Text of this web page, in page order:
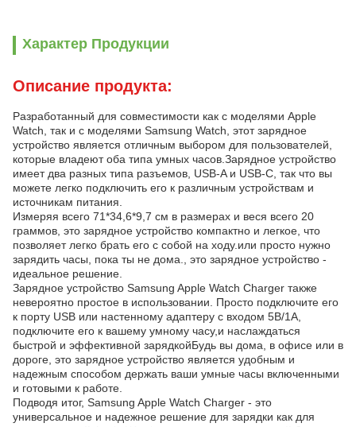
Характер Продукции
Описание продукта:
Разработанный для совместимости как с моделями Apple
Watch, так и с моделями Samsung Watch, этот зарядное
устройство является отличным выбором для пользователей,
которые владеют оба типа умных часов.Зарядное устройство
имеет два разных типа разъемов, USB-A и USB-C, так что вы
можете легко подключить его к различным устройствам и
источникам питания.
Измеряя всего 71*34,6*9,7 см в размерах и веся всего 20
граммов, это зарядное устройство компактно и легкое, что
позволяет легко брать его с собой на ходу.или просто нужно
зарядить часы, пока ты не дома., это зарядное устройство -
идеальное решение.
Зарядное устройство Samsung Apple Watch Charger также
невероятно простое в использовании. Просто подключите его
к порту USB или настенному адаптеру с входом 5В/1А,
подключите его к вашему умному часу,и наслаждаться
быстрой и эффективной зарядкойБудь вы дома, в офисе или в
дороге, это зарядное устройство является удобным и
надежным способом держать ваши умные часы включенными
и готовыми к работе.
Подводя итог, Samsung Apple Watch Charger - это
универсальное и надежное решение для зарядки как для